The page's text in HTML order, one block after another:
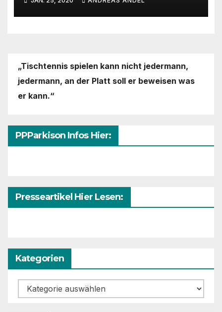
„Tischtennis spielen kann nicht jedermann,
jedermann, an der Platt soll er beweisen was
er kann.“
PPParkison Infos Hier:
Presseartikel Hier Lesen:
Kategorien
Kategorien